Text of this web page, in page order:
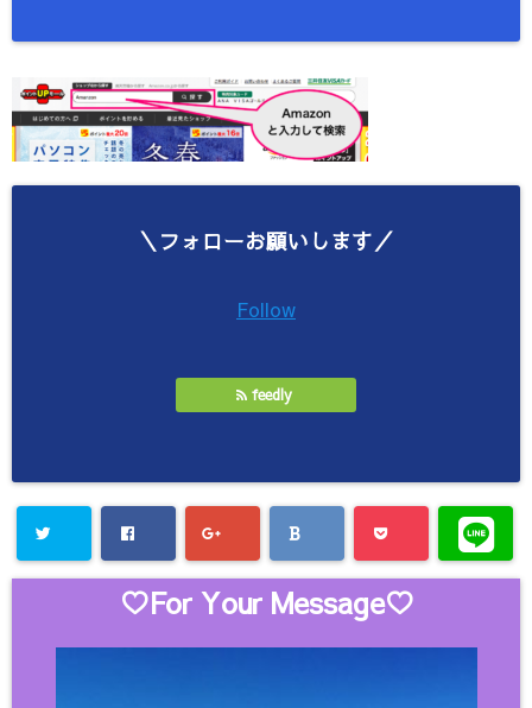
＼フォローお願いします／
Follow
feedly
♡For Your Message♡